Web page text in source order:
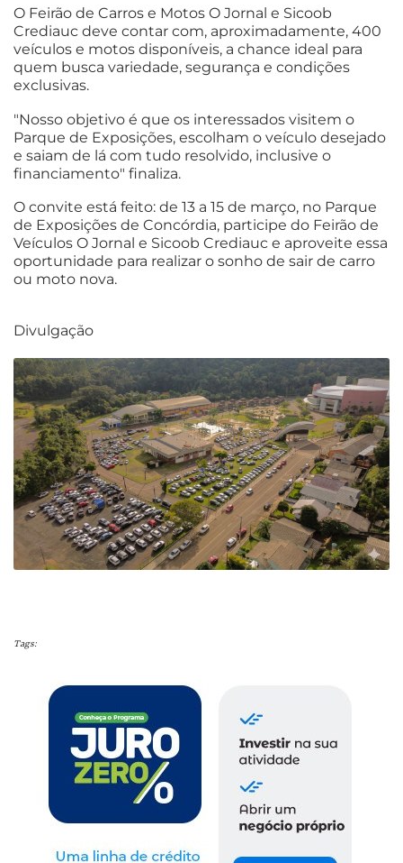
O Feirão de Carros e Motos O Jornal e Sicoob
Crediauc deve contar com, aproximadamente, 400
veículos e motos disponíveis, a chance ideal para
quem busca variedade, segurança e condições
exclusivas.
"Nosso objetivo é que os interessados visitem o
Parque de Exposições, escolham o veículo desejado
e saiam de lá com tudo resolvido, inclusive o
financiamento" finaliza.
O convite está feito: de 13 a 15 de março, no Parque
de Exposições de Concórdia, participe do Feirão de
Veículos O Jornal e Sicoob Crediauc e aproveite essa
oportunidade para realizar o sonho de sair de carro
ou moto nova.
Divulgação
Tags: